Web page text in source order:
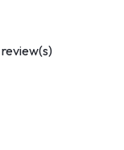
review(s)